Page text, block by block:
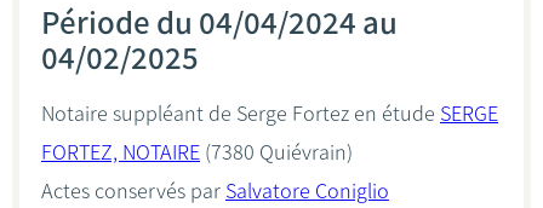
Période du 04/04/2024 au
04/02/2025
Notaire suppléant de Serge Fortez en étude SERGE
FORTEZ, NOTAIRE (7380 Quiévrain)
Actes conservés par Salvatore Coniglio